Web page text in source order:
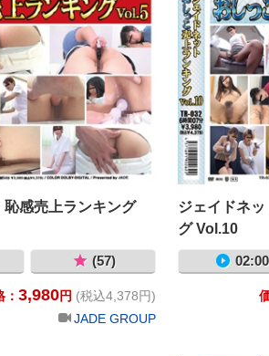
恥感売上ランキング
(57)
： 3,980円 (税込4,378円)
JADE GROUP
ジェイドネ
グ Vol.10
02:00